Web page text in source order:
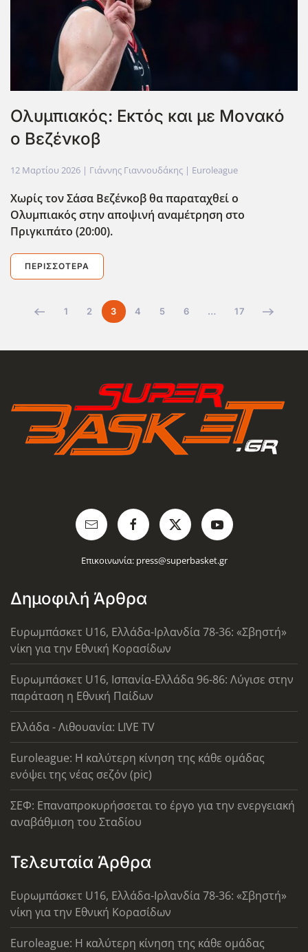
Ολυμπιακός: Εκτός και με Μονακό
ο Βεζένκοβ
12 Μαρτίου 2026 | Γιάννης Γιαννουδάκης | Euroleague
Χωρίς τον Σάσα Βεζένκοβ θα παραταχθεί ο
Ολυμπιακός στην αποψινή αναμέτρηση στο
Πριγκιπάτο (20:00).
ΠΕΡΙΣΣΌΤΕΡΑ
1 2 3 4 5 6 … 17
Επικοινωνία: press@superbasket.gr
Δημοφιλή Άρθρα
Ευρωμπάσκετ U16, Ελλάδα-Ιρλανδία 78-36: «Σβηστή»
νίκη για την Εθνική Κορασίδων
Ευρωμπάσκετ U16, Ισπανία-Ελλάδα 96-86: Λύγισε στην
παράταση η Εθνική Παίδων
Ελλάδα - Λιθουανία: LIVE TV
Euroleague: Η καλύτερη κίνηση της κάθε ομάδας
ενόψει της νέας σεζόν (pic)
ΣΕΦ: Επαναπροκυρήσσεται το έργο για την ενεργειακή
αναβάθμιση του Σταδίου
Τελευταία Άρθρα
Ευρωμπάσκετ U16, Ελλάδα-Ιρλανδία 78-36: «Σβηστή»
νίκη για την Εθνική Κορασίδων
Euroleague: Η καλύτερη κίνηση της κάθε ομάδας